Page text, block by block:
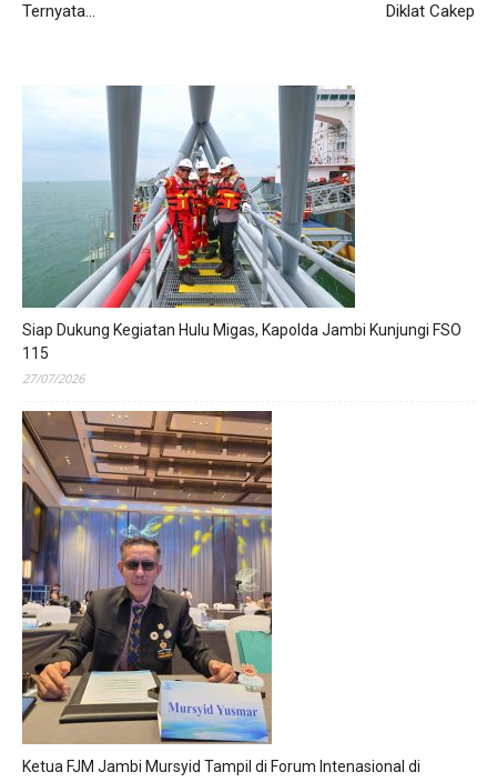
Ternyata…
Diklat Cakep
Siap Dukung Kegiatan Hulu Migas, Kapolda Jambi Kunjungi FSO
115
27/07/2026
Ketua FJM Jambi Mursyid Tampil di Forum Intenasional di